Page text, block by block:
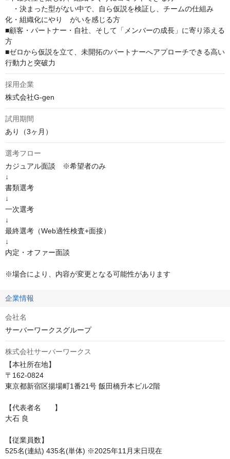
・決まった型がない中で、自ら仮説を検証し、チームの仕組み
化・組織化にやり　がいを感じる方
■顧客・パートナー・自社、そして「メンバーの成長」に寄り添える
方
■ゼロから仮説を立て、未開拓のパートナーへアプローチできる高い
行動力と突破力
採用企業
株式会社G-gen
試用期間
あり（3ヶ月）
選考フロー
カジュアル面談　※希望者のみ
↓
書類選考
↓
一次選考
↓
最終選考（Web適性検査+面接）
↓
内定・オファー面談
※場合により、内容が変更となる可能性があります
企業情報
会社名
サーバーワークスグループ
株式会社サーバーワークス
【本社所在地】
〒162-0824
東京都新宿区揚場町1番21号 飯田橋升本ビル2階
【代表者名	】
大石 良
【従業員数】
525名(連結) 435名(単体) ※2025年11月末日現在